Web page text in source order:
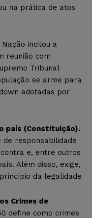
na prática de atos
incitou a
reunião com
Tribunal
se arme para
adotadas por
país (Constituição).
de responsabilidade
e, entre outros
Além disso, exige,
da legalidade
Crimes de
define como crimes